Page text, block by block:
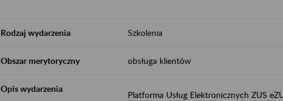
Rodzaj wydarzenia Szkolenia
Obszar merytoryczny obsługa klientów
Opis wydarzenia
Platforma Usług Elektronicznych ZUS